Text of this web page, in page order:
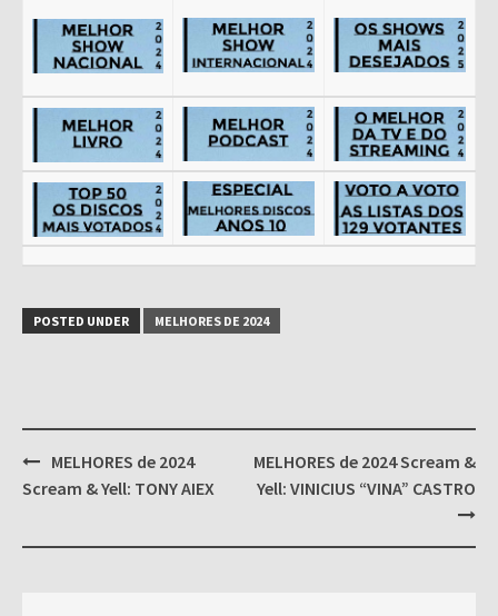
POSTED UNDER MELHORES DE 2024
Post
navigation
MELHORES de 2024
Scream & Yell: TONY AIEX
MELHORES de 2024 Scream &
Yell: VINICIUS “VINA” CASTRO